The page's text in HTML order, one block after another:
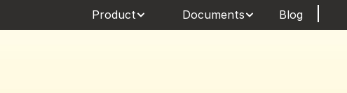
Product Documents Blog